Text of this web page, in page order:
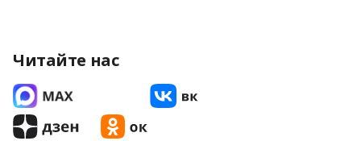
Читайте нас